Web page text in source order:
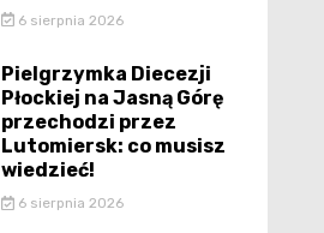
6 sierpnia 2026
Pielgrzymka Diecezji
Płockiej na Jasną Górę
przechodzi przez
Lutomiersk: co musisz
wiedzieć!
6 sierpnia 2026